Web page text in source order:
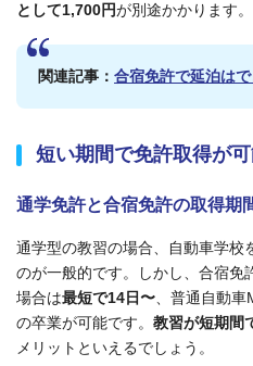
として1,700円が別途かかります。
関連記事： 合宿免許で延泊は
短い期間で免許取得が
通学免許と合宿免許の取得期
通学型の教習の場合、自動車学校
のが一般的です。しかし、合宿免
場合は最短で14日〜、普通自動車
の卒業が可能です。 教習が短期間
メリットといえるでしょう。